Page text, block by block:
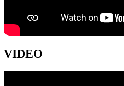
VIDEO